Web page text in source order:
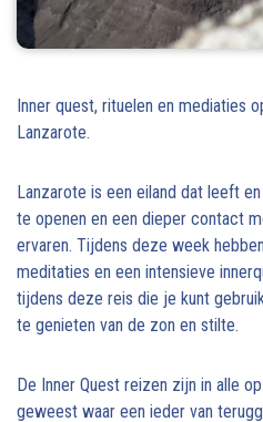
Inner quest, rituelen en mediaties
Lanzarote.
Lanzarote is een eiland dat leeft
te openen en een dieper contact
ervaren. Tijdens deze week
meditaties en een intensieve
tijdens deze reis die je kunt
te genieten van de zon en stilte.
De Inner Quest reizen zijn in alle
geweest waar een ieder van